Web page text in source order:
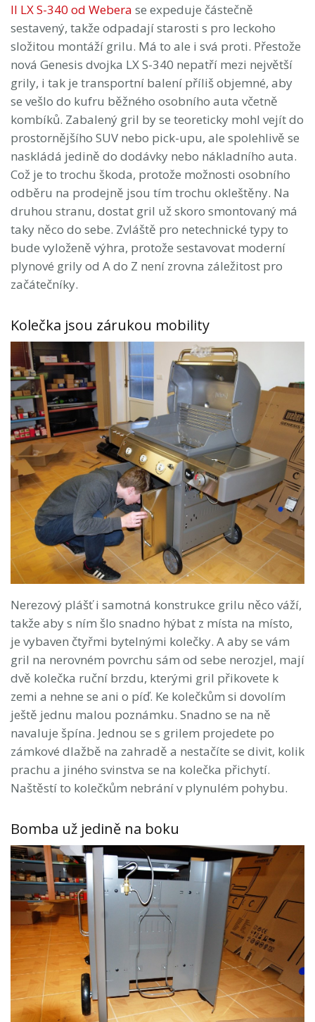
II LX S-340 od Webera se expeduje částečně
sestavený, takže odpadají starosti s pro leckoho
složitou montáží grilu. Má to ale i svá proti. Přestože
nová Genesis dvojka LX S-340 nepatří mezi největší
grily, i tak je transportní balení příliš objemné, aby
se vešlo do kufru běžného osobního auta včetně
kombíků. Zabalený gril by se teoreticky mohl vejít do
prostornějšího SUV nebo pick-upu, ale spolehlivě se
naskládá jedině do dodávky nebo nákladního auta.
Což je to trochu škoda, protože možnosti osobního
odběru na prodejně jsou tím trochu okleštěny. Na
druhou stranu, dostat gril už skoro smontovaný má
taky něco do sebe. Zvláště pro netechnické typy to
bude vyloženě výhra, protože sestavovat moderní
plynové grily od A do Z není zrovna záležitost pro
začátečníky.
Kolečka jsou zárukou mobility
Nerezový plášť i samotná konstrukce grilu něco váží,
takže aby s ním šlo snadno hýbat z místa na místo,
je vybaven čtyřmi bytelnými kolečky. A aby se vám
gril na nerovném povrchu sám od sebe nerozjel, mají
dvě kolečka ruční brzdu, kterými gril přikovete k
zemi a nehne se ani o píď. Ke kolečkům si dovolím
ještě jednu malou poznámku. Snadno se na ně
navaluje špína. Jednou se s grilem projedete po
zámkové dlažbě na zahradě a nestačíte se divit, kolik
prachu a jiného svinstva se na kolečka přichytí.
Naštěstí to kolečkům nebrání v plynulém pohybu.
Bomba už jedině na boku